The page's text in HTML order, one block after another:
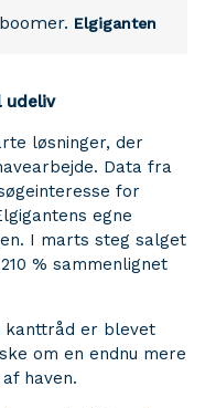
Elgiganten
udeliv
løsninger, der
Data fra
for
egne
I marts steg salget
% sammenlignet
er blevet
om en endnu mere
haven.